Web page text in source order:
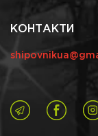
КОНТАКТИ